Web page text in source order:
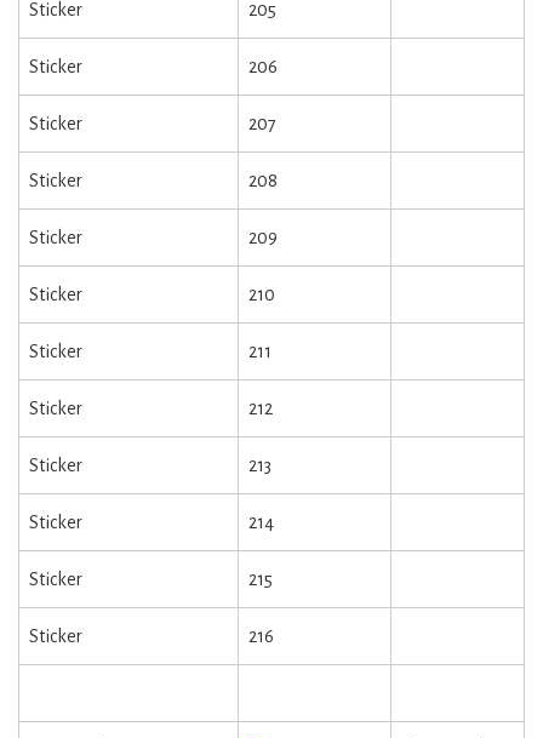
Sticker 205
Sticker 206
Sticker 207
Sticker 208
Sticker 209
Sticker 210
Sticker 211
Sticker 212
Sticker 213
Sticker 214
Sticker 215
Sticker 216